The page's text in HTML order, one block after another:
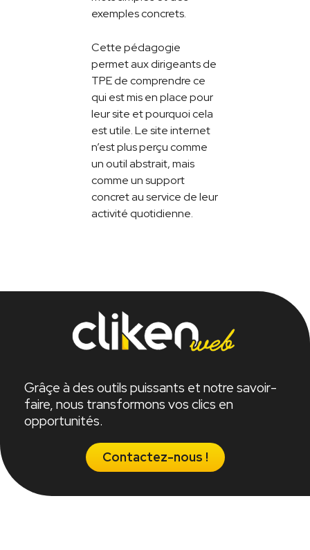
exemples concrets.
Cette pédagogie
permet aux dirigeants de
TPE de comprendre ce
qui est mis en place pour
leur site et pourquoi cela
est utile. Le site internet
n’est plus perçu comme
un outil abstrait, mais
comme un support
concret au service de leur
activité quotidienne.
Grâçe à des outils puissants et notre savoir-
faire, nous transformons vos clics en
opportunités.
Contactez-nous !